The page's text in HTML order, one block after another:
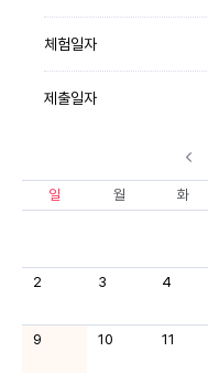
체험일자
제출일자
일 월 화
2 3 4
9 10 11